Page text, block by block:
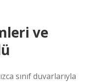
ve
sınıf duvarlarıyla